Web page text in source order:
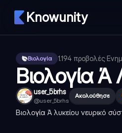
Knowunity
Βιολογία 1.194 προβολές·
Βιολογία Ά
user_5brhs
@user_5brhs
Ακολούθησε
Βιολογία Ά λυκείου νευρικό